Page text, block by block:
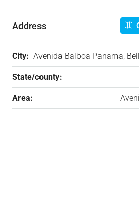
Address
City: Avenida Balboa Panama,
State/county:
Area: